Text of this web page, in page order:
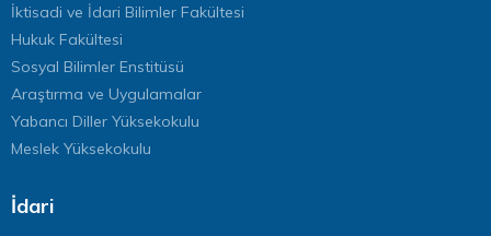
İktisadi ve İdari Bilimler Fakültesi
Hukuk Fakültesi
Sosyal Bilimler Enstitüsü
Araştırma ve Uygulamalar
Yabancı Diller Yüksekokulu
Meslek Yüksekokulu
İdari